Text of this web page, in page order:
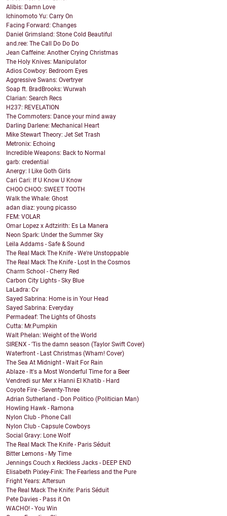
Alibis: Damn Love
Ichinomoto Yu: Carry On
Facing Forward: Changes
Daniel Grimsland: Stone Cold Beautiful
and.ree: The Call Do Do Do
Jean Caffeine: Another Crying Christmas
The Holy Knives: Manipulator
Adios Cowboy: Bedroom Eyes
Aggressive Swans: Overtryer
Soap ft. BradBrooks: Wurwah
Clarian: Search Recs
H237: REVELATION
The Commoters: Dance your mind away
Darling Darlene: Mechanical Heart
Mike Stewart Theory: Jet Set Trash
Metronix: Echoing
Incredible Weapons: Back to Normal
garb: credential
Anergy: I Like Goth Girls
Cari Cari: If U Know U Know
CHOO CHOO: SWEET TOOTH
Walk the Whale: Ghost
adan diaz: young picasso
FEM: VOLAR
Omar Lopez x Adtzirith: Es La Manera
Neon Spark: Under the Summer Sky
Leila Addams - Safe & Sound
The Real Mack The Knife - We're Unstoppable
The Real Mack The Knife - Lost In the Cosmos
Charm School - Cherry Red
Carbon City Lights - Sky Blue
LaLadra: Cv
Sayed Sabrina: Home is in Your Head
Sayed Sabrina: Everyday
Permadeaf: The Lights of Ghosts
Cutta: Mr.Pumpkin
Walt Phelan: Weight of the World
SIRENX - 'Tis the damn season (Taylor Swift Cover)
Waterfront - Last Christmas (Wham! Cover)
The Sea At Midnight - Wait For Rain
Ablaze - It's a Most Wonderful Time for a Beer
Vendredi sur Mer x Hanni El Khatib - Hard
Coyote Fire - Seventy-Three
Adrian Sutherland - Don Politico (Politician Man)
Howling Hawk - Ramona
Nylon Club - Phone Call
Nylon Club - Capsule Cowboys
Social Gravy: Lone Wolf
The Real Mack The Knife - Paris Séduit
Bitter Lemons - My Time
Jennings Couch x Reckless Jacks - DEEP END
Elisabeth Pixley-Fink: The Fearless and the Pure
Fright Years: Aftersun
The Real Mack The Knife: Paris Séduit
Pete Davies - Pass it On
WACHO! - You Win